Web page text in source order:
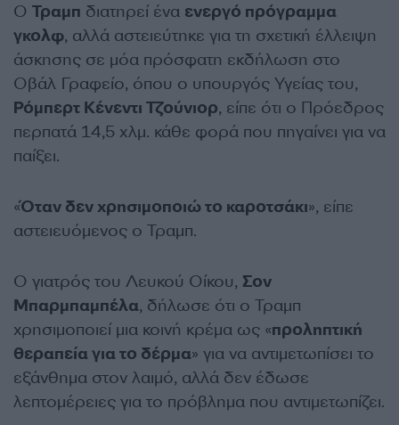
Ο Τραμπ διατηρεί ένα ενεργό πρόγραμμα
γκολφ, αλλά αστειεύτηκε για τη σχετική έλλειψη
άσκησης σε μόα πρόσφατη εκδήλωση στο
Οβάλ Γραφείο, όπου ο υπουργός Υγείας του,
Ρόμπερτ Κένεντι Τζούνιορ, είπε ότι ο Πρόεδρος
περπατά 14,5 χλμ. κάθε φορά που πηγαίνει για να
παίξει.
«Όταν δεν χρησιμοποιώ το καροτσάκι», είπε
αστειευόμενος ο Τραμπ.
Ο γιατρός του Λευκού Οίκου, Σον
Μπαρμπαμπέλα, δήλωσε ότι ο Τραμπ
χρησιμοποιεί μια κοινή κρέμα ως «προληπτική
θεραπεία για το δέρμα» για να αντιμετωπίσει το
εξάνθημα στον λαιμό, αλλά δεν έδωσε
λεπτομέρειες για το πρόβλημα που αντιμετωπίζει.